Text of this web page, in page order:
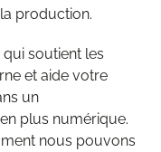
production.
soutient les
et aide votre
un
plus numérique.
nous pouvons